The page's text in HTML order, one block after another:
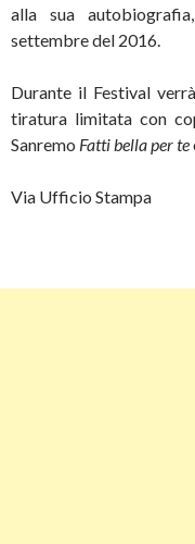
alla sua
settembre del 2016.
Durante il Festival
tiratura limitata con
Sanremo Fatti bella per te
Via Ufficio Stampa